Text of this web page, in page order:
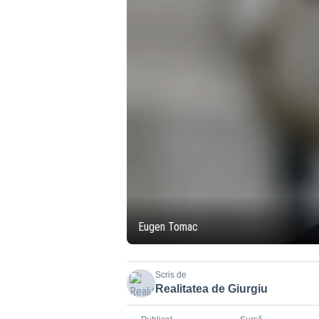
Eugen Tomac
Scris de
Realitatea de Giurgiu